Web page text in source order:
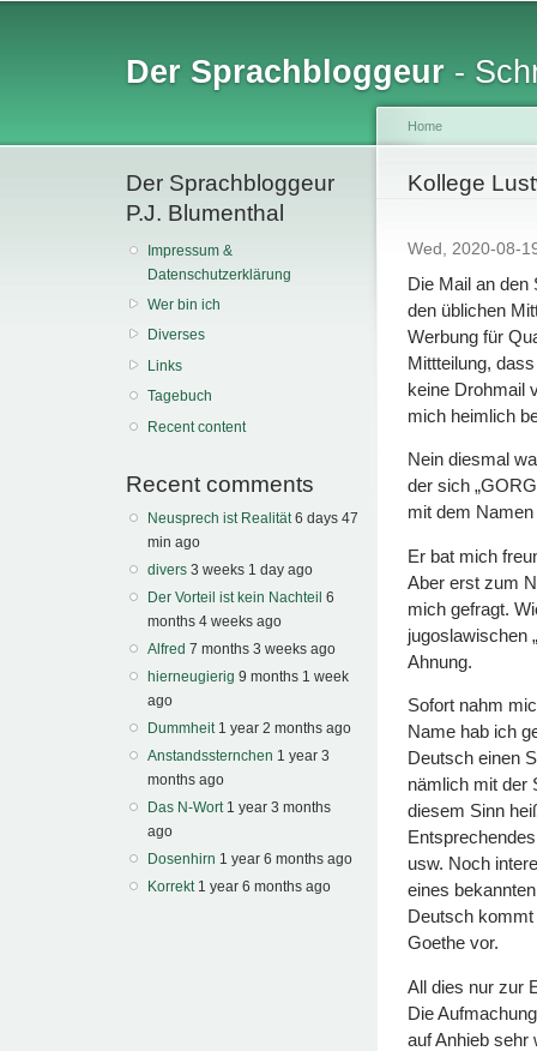
Der Sprachbloggeur -
Der Sprachbloggeur
P.J. Blumenthal
Impressum &
Datenschutzerklärung
Wer bin ich
Diverses
Links
Tagebuch
Recent content
Recent comments
Neusprech ist Realität 6 days 47
min ago
divers 3 weeks 1 day ago
Der Vorteil ist kein Nachteil 6
months 4 weeks ago
Alfred 7 months 3 weeks ago
hierneugierig 9 months 1 week
ago
Dummheit 1 year 2 months ago
Anstandssternchen 1 year 3
months ago
Das N-Wort 1 year 3 months
ago
Dosenhirn 1 year 6 months ago
Korrekt 1 year 6 months ago
You are
Home
Kollege
Wed, 2020-08-
Die Mail an den
den üblichen
Werbung für
Mittteilung,
keine Drohmail
mich heimlich
Nein diesmal
der sich
mit dem Namen
Er bat mich
Aber erst zum
mich gefragt.
jugoslawischen
Ahnung.
Sofort nahm
Name hab ich
Deutsch einen
nämlich mit der
diesem Sinn
usw. Noch
eines
Deutsch kommt
Goethe vor.
All dies nur zur
Die
auf Anhieb sehr